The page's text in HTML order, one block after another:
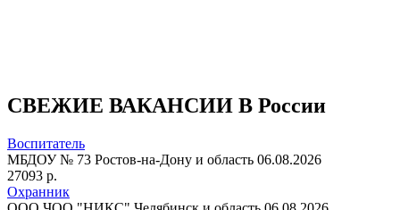
СВЕЖИЕ ВАКАНСИИ В России
Воспитатель
МБДОУ № 73 Ростов-на-Дону и область 06.08.2026
27093 р.
Охранник